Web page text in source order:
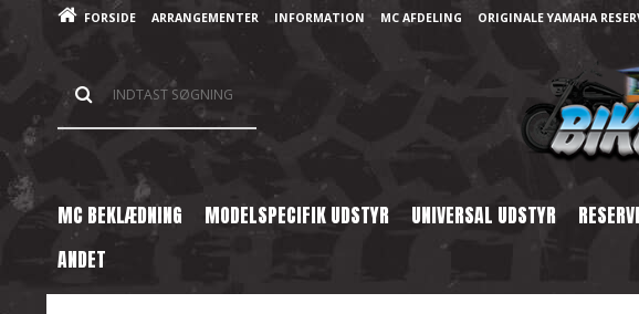
FORSIDE ARRANGEMENTER INFORMATION MC AFDELING ORIGINALE YAMAHA
MC BEKLÆDNING MODELSPECIFIK UDSTYR UNIVERSAL UDSTYR
ANDET